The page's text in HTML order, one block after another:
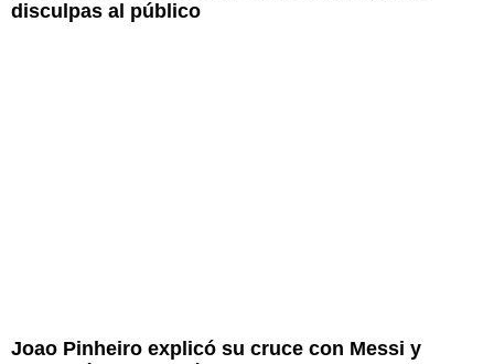
disculpas al público
Joao Pinheiro explicó su cruce con Messi y